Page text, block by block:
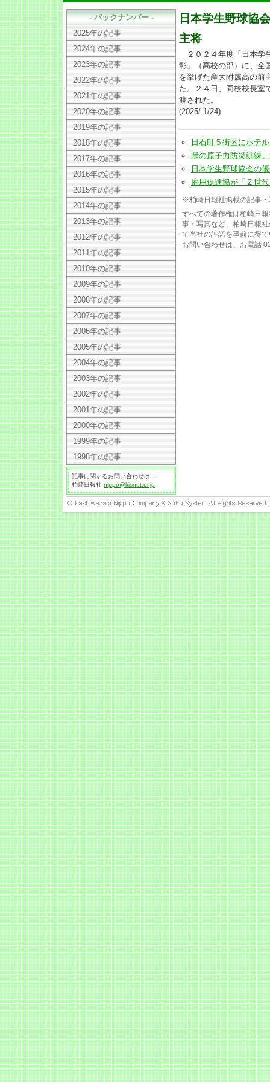
日本学生野球協
主将
２０２４年度「日本学
彰」（高校の部）に、全
を挙げた産大附属高の前
た。２４日、同校校長室
渡された。
(2025/ 1/24)
日石町５街区にホテ
県の原子力防災訓練
日本学生野球協会の
雇用促進協が「Ｚ世
※柏崎日報社掲載の記事
すべての著作権は柏崎日
事・写真など、柏崎日報
て当社の許諾を事前に得
お問い合わせは、お電話
- バックナンバー -
2025年の記事
2024年の記事
2023年の記事
2022年の記事
2021年の記事
2020年の記事
2019年の記事
2018年の記事
2017年の記事
2016年の記事
2015年の記事
2014年の記事
2013年の記事
2012年の記事
2011年の記事
2010年の記事
2009年の記事
2008年の記事
2007年の記事
2006年の記事
2005年の記事
2004年の記事
2003年の記事
2002年の記事
2001年の記事
2000年の記事
1999年の記事
1998年の記事
記事に関するお問い合わせは...
柏崎日報社 nippo@kisnet.or.jp